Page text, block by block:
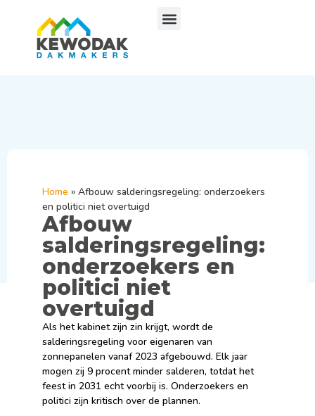
Home » Afbouw salderingsregeling: onderzoekers
en politici niet overtuigd
Afbouw
salderingsregeling:
onderzoekers en
politici niet
overtuigd
Als het kabinet zijn zin krijgt, wordt de
salderingsregeling voor eigenaren van
zonnepanelen vanaf 2023 afgebouwd. Elk jaar
mogen zij 9 procent minder salderen, totdat het
feest in 2031 echt voorbij is. Onderzoekers en
politici zijn kritisch over de plannen.